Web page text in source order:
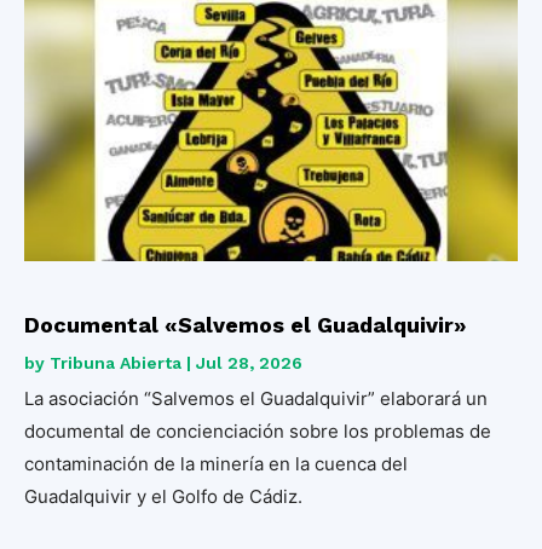
Documental «Salvemos el Guadalquivir»
by Tribuna Abierta | Jul 28, 2026
La asociación “Salvemos el Guadalquivir” elaborará un
documental de concienciación sobre los problemas de
contaminación de la minería en la cuenca del
Guadalquivir y el Golfo de Cádiz.